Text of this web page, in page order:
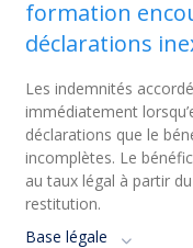
formation
déclarations
Les indemnités
immédiatement
déclarations que le
incomplètes. Le
au taux légal à partir
restitution.
Base légale